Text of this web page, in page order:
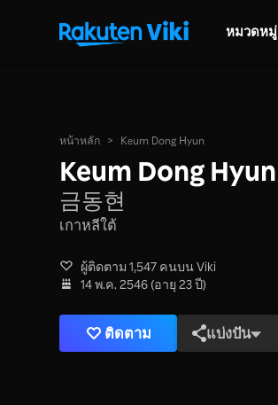
หมวดหมู่
หน้าหลัก > Keum Dong Hyun
Keum Dong Hyun
금동현
เกาหลีใต้
ผู้ติดตาม 1,547 คนบน Viki
14 พ.ค. 2546 (อายุ 23 ปี)
ติดตาม แบ่งปัน